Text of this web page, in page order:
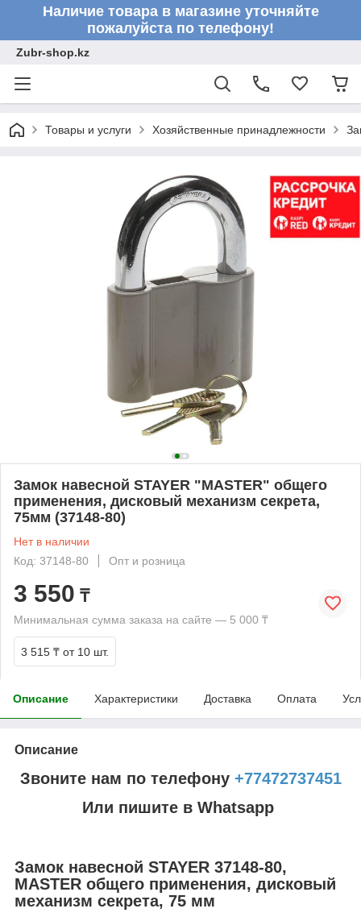
Наличие товара в магазине уточняйте
пожалуйста по телефону!
Zubr-shop.kz
Товары и услуги Хозяйственные принадлежности
Замок навесной STAYER "MASTER" общего
применения, дисковый механизм секрета,
75мм (37148-80)
Нет в наличии
Код: 37148-80
Опт и розница
3 550 ₸
Минимальная сумма заказа на сайте — 5 000 ₸
3 515 ₸ от 10 шт.
Описание Характеристики Доставка Оплата
Описание
Звоните нам по телефону +77472737451
Или пишите в Whatsapp
Замок навесной STAYER 37148-80,
MASTER общего применения, дисковый
механизм секрета, 75 мм